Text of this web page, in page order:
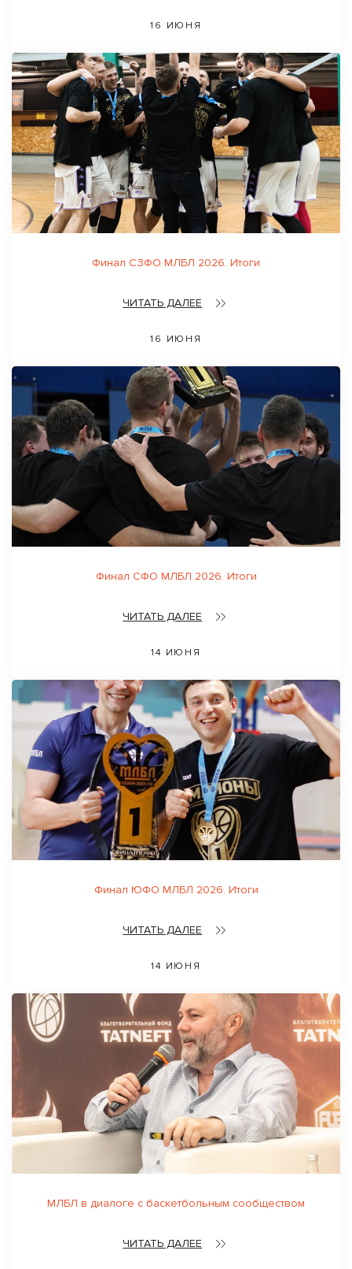
16 ИЮНЯ
Финал СЗФО МЛБЛ 2026. Итоги
ЧИТАТЬ ДАЛЕЕ
16 ИЮНЯ
Финал СФО МЛБЛ 2026. Итоги
ЧИТАТЬ ДАЛЕЕ
14 ИЮНЯ
Финал ЮФО МЛБЛ 2026. Итоги
ЧИТАТЬ ДАЛЕЕ
14 ИЮНЯ
МЛБЛ в диалоге с баскетбольным сообществом
ЧИТАТЬ ДАЛЕЕ